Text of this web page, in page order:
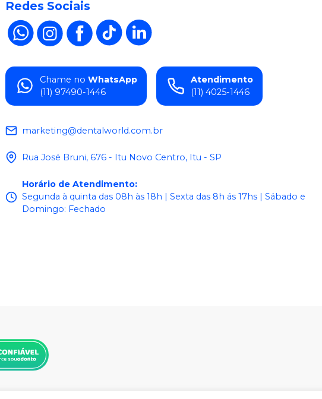
Redes Sociais
Chame no WhatsApp
(11) 97490-1446
Atendimento
(11) 4025-1446
marketing@dentalworld.com.br
Rua José Bruni, 676 - Itu Novo Centro, Itu - SP
Horário de Atendimento:
Segunda à quinta das 08h às 18h | Sexta das 8h ás 17hs | Sábado e
Domingo: Fechado